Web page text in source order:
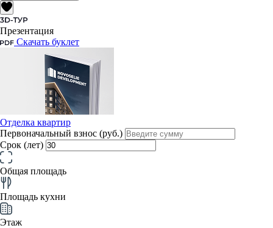
Презентация
Скачать буклет
Отделка квартир
Первоначальный взнос (руб.)
Срок (лет)
Общая площадь
Площадь кухни
Этаж